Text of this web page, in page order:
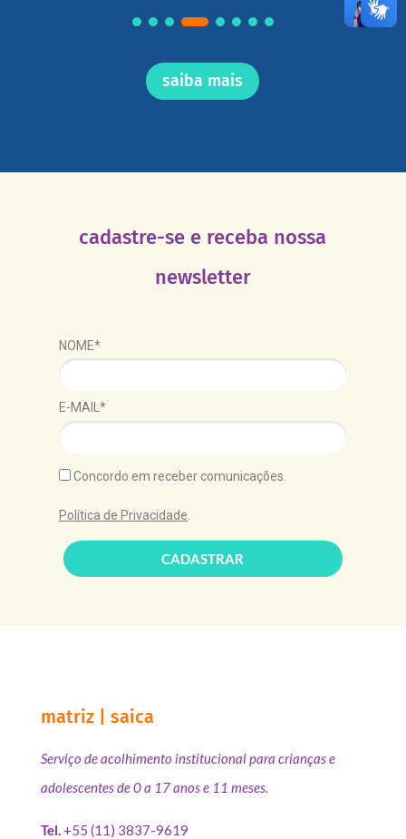
saiba mais
cadastre-se e receba nossa
newsletter
NOME*
E-MAIL*
Concordo em receber comunicações.
Política de Privacidade
CADASTRAR
matriz | saica
Serviço de acolhimento institucional para crianças e
adolescentes de 0 a 17 anos e 11 meses.
Tel.+55 (11) 3837-9619